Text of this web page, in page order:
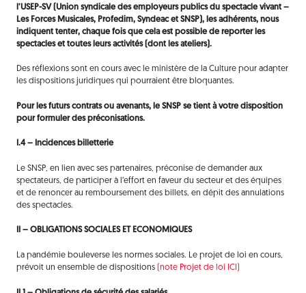
l’USEP-SV (Union syndicale des employeurs publics du spectacle vivant –
Les Forces Musicales, Profedim, Syndeac et SNSP), les adhérents, nous
indiquent tenter, chaque fois que cela est possible de reporter les
spectacles et toutes leurs activités (dont les ateliers).
Des réflexions sont en cours avec le ministère de la Culture pour adapter
les dispositions juridiques qui pourraient être bloquantes.
Pour les futurs contrats ou avenants, le SNSP se tient à votre disposition
pour formuler des préconisations.
I.4 – Incidences billetterie
Le SNSP, en lien avec ses partenaires, préconise de demander aux
spectateurs, de participer à l’effort en faveur du secteur et des équipes
et de renoncer au remboursement des billets, en dépit des annulations
des spectacles.
II – OBLIGATIONS SOCIALES ET ECONOMIQUES
La pandémie bouleverse les normes sociales. Le projet de loi en cours,
prévoit un ensemble de dispositions (note Projet de loi ICI)